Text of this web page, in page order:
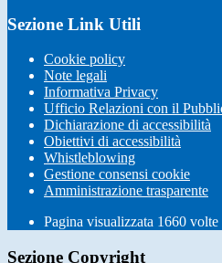
Sezione Link Utili
Cookie policy
Note legali
Informativa Privacy
Ufficio Relazioni con il
Dichiarazione di accessibilità
Obiettivi di accessibilità
Whistleblowing
Gestione consensi cookie
Amministrazione trasparente
Pagina visualizzata 1660 volte
Sezione Copyright